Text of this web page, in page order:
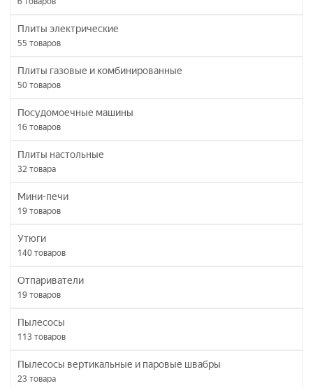
Плиты электрические
55 товаров
Плиты газовые и комбинированные
50 товаров
Посудомоечные машины
16 товаров
Плиты настольные
32 товара
Мини-печи
19 товаров
Утюги
140 товаров
Отпариватели
19 товаров
Пылесосы
113 товаров
Пылесосы вертикальные и паровые швабры
23 товара